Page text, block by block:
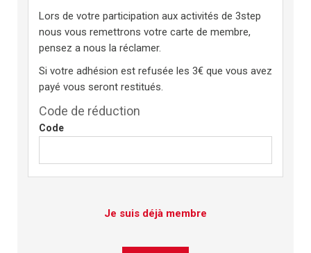
Lors de votre participation aux activités de 3step
nous vous remettrons votre carte de membre,
pensez a nous la réclamer.
Si votre adhésion est refusée les 3€ que vous avez
payé vous seront restitués.
Code de réduction
Code
Je suis déjà membre